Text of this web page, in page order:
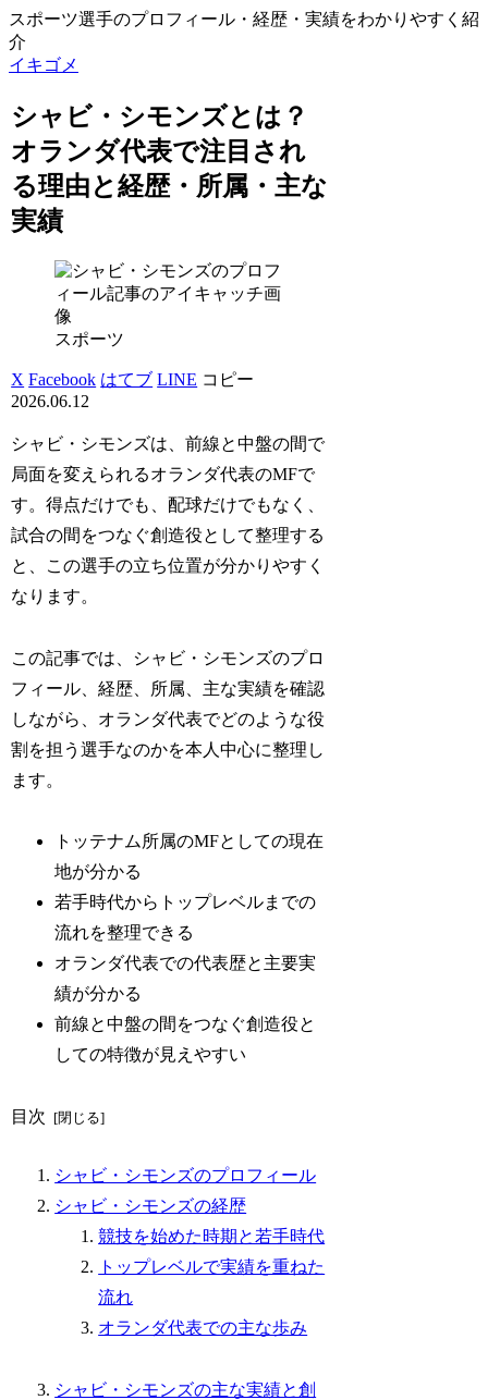
スポーツ選手のプロフィール・経歴・実績をわかりやすく紹
介
イキゴメ
シャビ・シモンズとは？
オランダ代表で注目され
る理由と経歴・所属・主な
実績
スポーツ
X Facebook はてブ LINE コピー
2026.06.12
シャビ・シモンズは、前線と中盤の間で
局面を変えられるオランダ代表のMFで
す。得点だけでも、配球だけでもなく、
試合の間をつなぐ創造役として整理する
と、この選手の立ち位置が分かりやすく
なります。
この記事では、シャビ・シモンズのプロ
フィール、経歴、所属、主な実績を確認
しながら、オランダ代表でどのような役
割を担う選手なのかを本人中心に整理し
ます。
トッテナム所属のMFとしての現在
地が分かる
若手時代からトップレベルまでの
流れを整理できる
オランダ代表での代表歴と主要実
績が分かる
前線と中盤の間をつなぐ創造役と
しての特徴が見えやすい
目次
シャビ・シモンズのプロフィール
シャビ・シモンズの経歴
競技を始めた時期と若手時代
トップレベルで実績を重ねた
流れ
オランダ代表での主な歩み
シャビ・シモンズの主な実績と創